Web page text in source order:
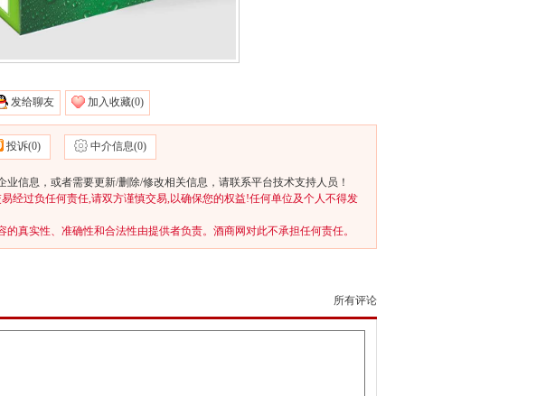
发给聊友 加入收藏(0)
投诉(0) 中介信息(0)
信息，或者需要更新/删除/修改相关信息，请联系平台技术支持人员！
经过负任何责任,请双方谨慎交易,以确保您的权益!任何单位及个人不得发
真实性、准确性和合法性由提供者负责。酒商网对此不承担任何责任。
所有评论